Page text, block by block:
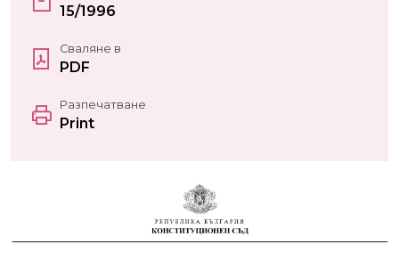
15/1996
Сваляне в
PDF
Разпечатване
Print